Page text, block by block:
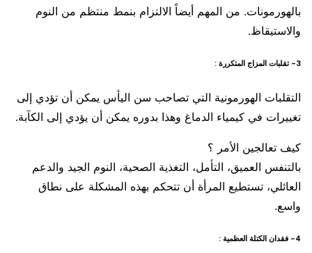
بالهورمونات. من المهم أيضاً الالتزام بنمط منتظم من النوم
والاستيقاظ.
3- تقلبات المزاج المتكررة :
التقلبات الهورمونية التي تصاحب سن اليأس يمكن أن تؤدي إلى
تغييرات في كيمياء الدماغ وهذا بدوره يمكن أن يؤدي إلى الكآبة.
كيف تعالجين الأمر ؟
بالتنفس العميق، التأمل، التغذية الصحية، النوم الجيد والدعم
العائلي، تستطيع المرأة أن تتحكم بهذه المشكلة على نطاق
واسع.
4- فقدان الكتلة العظمية :